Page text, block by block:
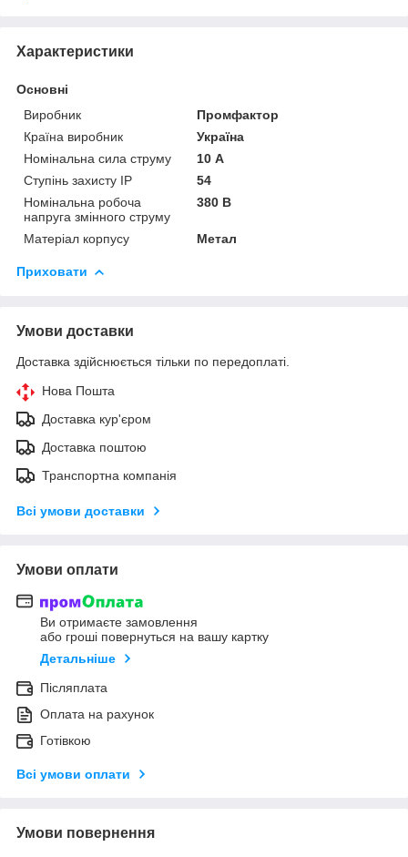
Характеристики
Основні
Виробник
Промфактор
Країна виробник
Україна
Номінальна сила струму
10 А
Ступінь захисту IP
54
Номінальна робоча
напруга змінного струму
380 В
Матеріал корпусу Метал
Приховати
Умови доставки
Доставка здійснюється тільки по передоплаті.
Нова Пошта
Доставка кур'єром
Доставка поштою
Транспортна компанія
Всі умови доставки
Умови оплати
Ви отримаєте замовлення
або гроші повернуться на вашу картку
Детальніше
Післяплата
Оплата на рахунок
Готівкою
Всі умови оплати
Умови повернення